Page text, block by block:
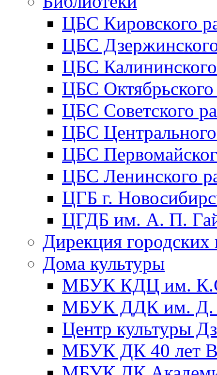
ЦБС Кировского
ЦБС
ЦБС
ЦБС
ЦБС Советского
ЦБС
ЦБС
ЦБС Ленинского
ЦГБ г.
ЦГДБ им. А. П.
Дирекция городских
Дома культуры
МБУК КДЦ им.
МБУК ДДК им. Д.
Центр культуры
МБУК ДК 40 лет